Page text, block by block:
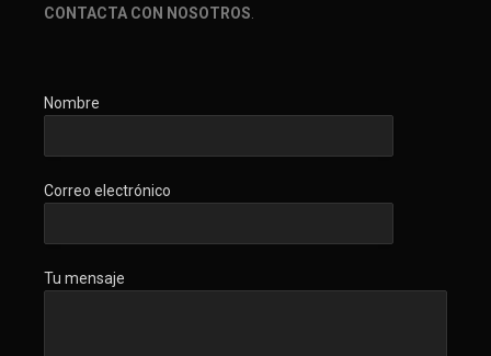
CONTACTA CON NOSOTROS
Nombre
Correo electrónico
Tu mensaje